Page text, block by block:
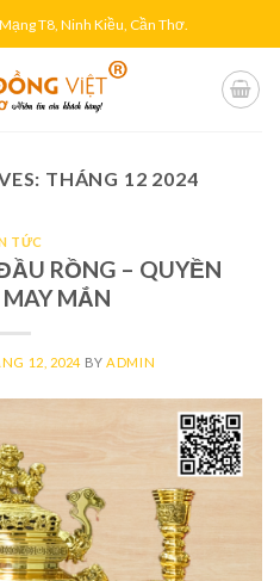
T8, Ninh Kiều, Cần Thơ.
THÁNG 12 2024
TỨC
RỒNG – QUYỀN
MẮN
12, 2024 BY ADMIN